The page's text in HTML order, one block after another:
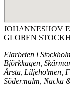
JOHANNESHOV
GLOBEN
Elarbeten i
Björkhagen,
Årsta, Liljeholmen,
Södermalm, Nacka